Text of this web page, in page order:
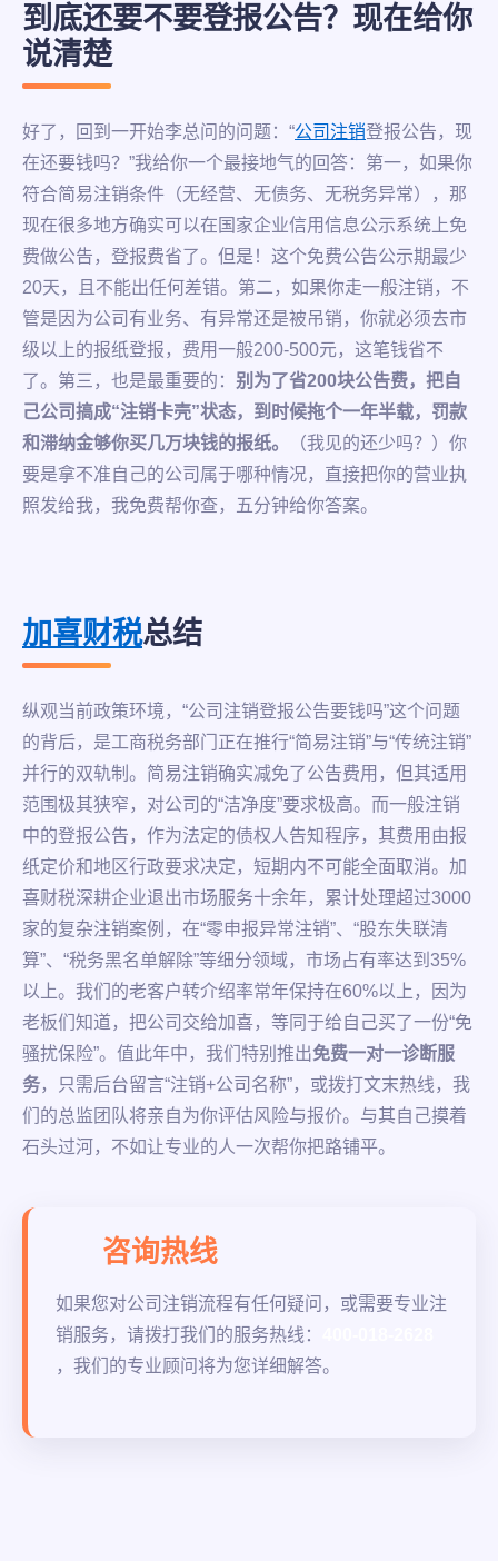
到底还要不要登报公告？现在给你
说清楚
好了，回到一开始李总问的问题：“公司注销登报公告，现
在还要钱吗？”我给你一个最接地气的回答：第一，如果你
符合简易注销条件（无经营、无债务、无税务异常），那
现在很多地方确实可以在国家企业信用信息公示系统上免
费做公告，登报费省了。但是！这个免费公告公示期最少
20天，且不能出任何差错。第二，如果你走一般注销，不
管是因为公司有业务、有异常还是被吊销，你就必须去市
级以上的报纸登报，费用一般200-500元，这笔钱省不
了。第三，也是最重要的： 别为了省200块公告费，把自
己公司搞成“注销卡壳”状态，到时候拖个一年半载，罚款
和滞纳金够你买几万块钱的报纸。
（我见的还少吗？）你
要是拿不准自己的公司属于哪种情况，直接把你的营业执
照发给我，我免费帮你查，五分钟给你答案。
加喜财税总结
纵观当前政策环境，“公司注销登报公告要钱吗”这个问题
的背后，是工商税务部门正在推行“简易注销”与“传统注销”
并行的双轨制。简易注销确实减免了公告费用，但其适用
范围极其狭窄，对公司的“洁净度”要求极高。而一般注销
中的登报公告，作为法定的债权人告知程序，其费用由报
纸定价和地区行政要求决定，短期内不可能全面取消。加
喜财税深耕企业退出市场服务十余年，累计处理超过3000
家的复杂注销案例，在“零申报异常注销”、“股东失联清
算”、“税务黑名单解除”等细分领域，市场占有率达到35%
以上。我们的老客户转介绍率常年保持在60%以上，因为
老板们知道，把公司交给加喜，等同于给自己买了一份“免
骚扰保险”。值此年中，我们特别推出免费一对一诊断服
务，只需后台留言“注销+公司名称”，或拨打文末热线，我
们的总监团队将亲自为你评估风险与报价。与其自己摸着
石头过河，不如让专业的人一次帮你把路铺平。
咨询热线
如果您对公司注销流程有任何疑问，或需要专业注
销服务，请拨打我们的服务热线：
，我们的专业顾问将为您详细解答。